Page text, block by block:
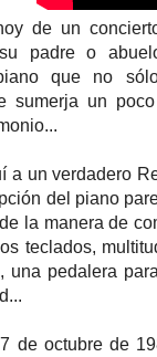
de un
su padre o
que no
sumerja un
a un verdadero
del piano
la manera de
teclados,
una pedalera
de octubre de